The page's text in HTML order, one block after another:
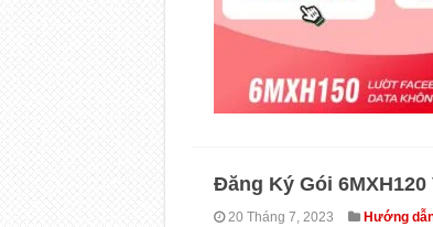
Đăng Ký Gói
20 Tháng 7, 2023 Hướng